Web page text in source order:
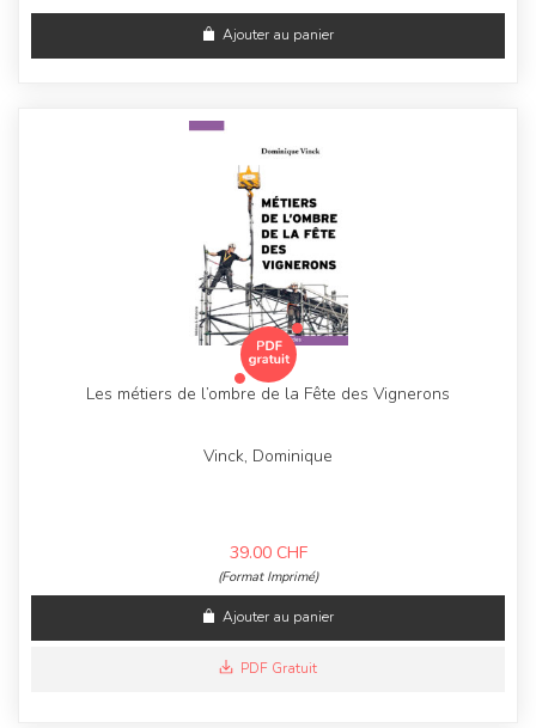
Ajouter au panier
Les métiers de l’ombre de la Fête des Vignerons
Vinck, Dominique
39.00 CHF
(Format Imprimé)
Ajouter au panier
PDF Gratuit